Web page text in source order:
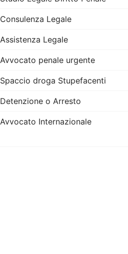
Consulenza Legale
Assistenza Legale
Avvocato penale urgente
Spaccio droga Stupefacenti
Detenzione o Arresto
Avvocato Internazionale